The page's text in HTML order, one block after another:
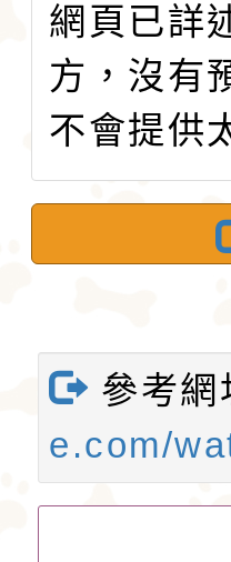
網頁已詳
方，沒有
不會提供
參考網
e.com/